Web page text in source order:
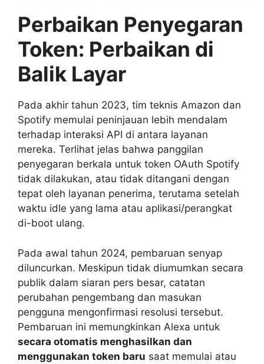
Perbaikan Penyegaran
Token: Perbaikan di
Balik Layar
Pada akhir tahun 2023, tim teknis Amazon dan
Spotify memulai peninjauan lebih mendalam
terhadap interaksi API di antara layanan
mereka. Terlihat jelas bahwa panggilan
penyegaran berkala untuk token OAuth Spotify
tidak dilakukan, atau tidak ditangani dengan
tepat oleh layanan penerima, terutama setelah
waktu idle yang lama atau aplikasi/perangkat
di-boot ulang.
Pada awal tahun 2024, pembaruan senyap
diluncurkan. Meskipun tidak diumumkan secara
publik dalam siaran pers besar, catatan
perubahan pengembang dan masukan
pengguna mengonfirmasi resolusi tersebut.
Pembaruan ini memungkinkan Alexa untuk
secara otomatis menghasilkan dan
menggunakan token baru saat memulai atau